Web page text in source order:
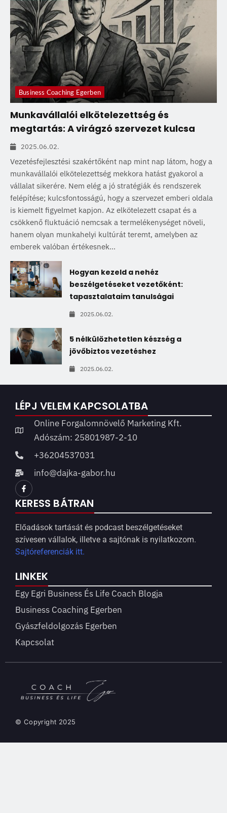
Business Coaching Egerben
Munkavállalói elkötelezettség és
megtartás: A virágzó szervezet kulcsa
2025.06.02.
Vezetésfejlesztési szakértőként nap mint nap látom, hogy a
munkavállalói elkötelezettség mekkora hatást gyakorol a
vállalat sikerére. Nem elég a jó stratégiák és rendszerek
felépítése; kulcsfontosságú, hogy a szervezet emberi oldala
is kiemelt figyelmet kapjon. Az elkötelezett csapat és a
csökkenő fluktuáció nemcsak a termelékenységet növeli,
hanem olyan munkahelyi kultúrát teremt, amelyben az
emberek valóban értékesnek...
Hogyan kezeld a nehéz
beszélgetéseket vezetőként:
tapasztalataim tanulságai
2025.06.02.
5 nélkülözhetetlen készség a
jövőbiztos vezetéshez
2025.06.02.
LÉPJ VELEM KAPCSOLATBA
Online Forgalomnövelő Marketing Kft.
Adószám: 25801987-2-10
+36204537031
info@dajka-gabor.hu
KERESS BÁTRAN
Előadások tartását és podcast beszélgetéseket
szívesen vállalok, illetve a sajtónak is nyilatkozom.
Sajtóreferenciák itt.
LINKEK
Egy Egri Business És Life Coach Blogja
Business Coaching Egerben
Gyászfeldolgozás Egerben
Kapcsolat
© Copyright 2025